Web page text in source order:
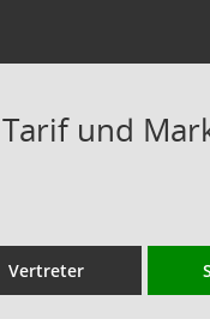
und
Vertreter